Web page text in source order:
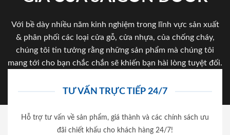
Với bề dày nhiều năm kinh nghiệm trong lĩnh vực sản xuất
& phân phối các loại cửa gỗ, cửa nhựa, của chống cháy,
chúng tôi tin tưởng rằng những sản phẩm mà chúng tôi
mang tới cho bạn chắc chắn sẽ khiến bạn hài lòng tuyệt đối.
TƯ VẤN TRỰC TIẾP 24/7
Hỗ trợ tư vấn về sản phẩm, giá thành và các chính sách ưu
đãi chiết khấu cho khách hàng 24/7!